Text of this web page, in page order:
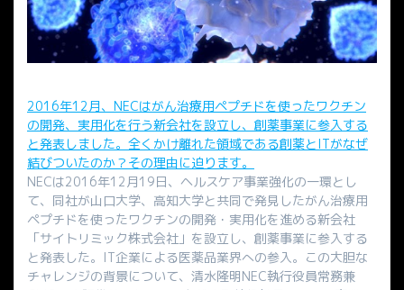
2016年12月、NECはがん治療用ペプチドを使ったワクチン
の開発、実用化を行う新会社を設立し、創薬事業に参入する
と発表しました。全くかけ離れた領域である創薬とITがなぜ
結びついたのか？その理由に迫ります。
NECは2016年12月19日、ヘルスケア事業強化の一環とし
て、同社が山口大学、高知大学と共同で発見したがん治療用
ペプチドを使ったワクチンの開発・実用化を進める新会社
「サイトリミック株式会社」を設立し、創薬事業に参入する
と発表した。IT企業による医薬品業界への参入。この大胆な
チャレンジの背景について、清水隆明NEC執行役員常務兼